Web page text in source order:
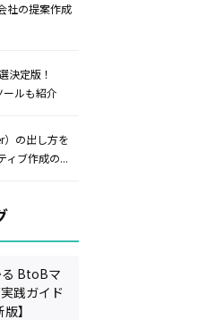
社の提案作成
決定版！
ールも紹介
）の出し方を
ィブ作成の...
BtoBマ
践ガイド
】